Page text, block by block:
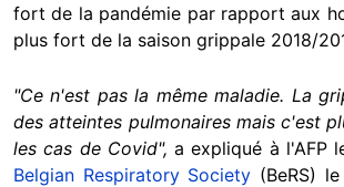
fort de la pandémie par rapport aux
plus fort de la saison grippale 2018/
"Ce n'est pas la même maladie. La
des atteintes pulmonaires mais c'est
les cas de Covid", a expliqué à l'AFP
Belgian Respiratory Society (BeRS)